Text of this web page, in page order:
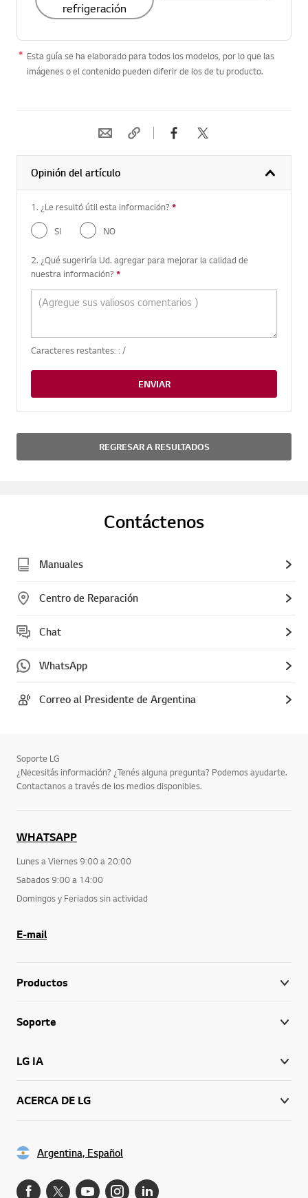
Esta guía se ha elaborado para todos los modelos, por lo que las
imágenes o el contenido pueden diferir de los de tu producto.
Opinión del artículo
1. ¿Le resultó útil esta información? *
SI
NO
2. ¿Qué sugeriría Ud. agregar para mejorar la calidad de
nuestra información? *
Caracteres restantes: : /
ENVIAR
REGRESAR A RESULTADOS
Contáctenos
Manuales
Centro de Reparación
Chat
WhatsApp
Correo al Presidente de Argentina
Soporte LG
¿Necesitás información? ¿Tenés alguna pregunta? Podemos ayudarte.
Contactanos a través de los medios disponibles.
WHATSAPP
Lunes a Viernes 9:00 a 20:00
Sabados 9:00 a 14:00
Domingos y Feriados sin actividad
E-mail
Productos
Soporte
LG IA
ACERCA DE LG
Argentina, Español